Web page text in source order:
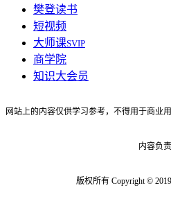
樊登读书
短视频
大师课SVIP
商学院
知识大会员
网站上的内容仅供学习参考，不得用于商业
内容负责
版权所有 Copyright ©